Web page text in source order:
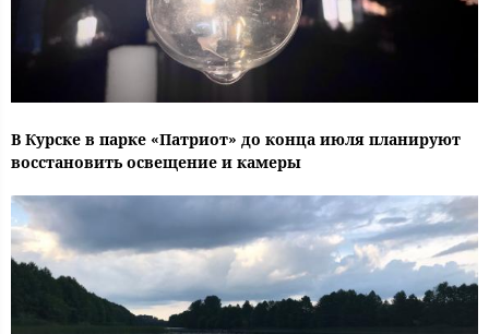
В Курске в парке «Патриот» до конца июля планируют
восстановить освещение и камеры